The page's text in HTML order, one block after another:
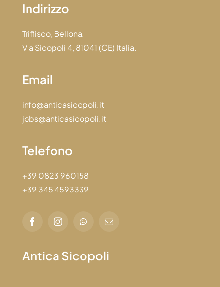
Indirizzo
Triflisco, Bellona.
Via Sicopoli 4, 81041 (CE) Italia.
Email
info@anticasicopoli.it
jobs@anticasicopoli.it
Telefono
+39 0823 960158
+39 345 4593339
Antica Sicopoli